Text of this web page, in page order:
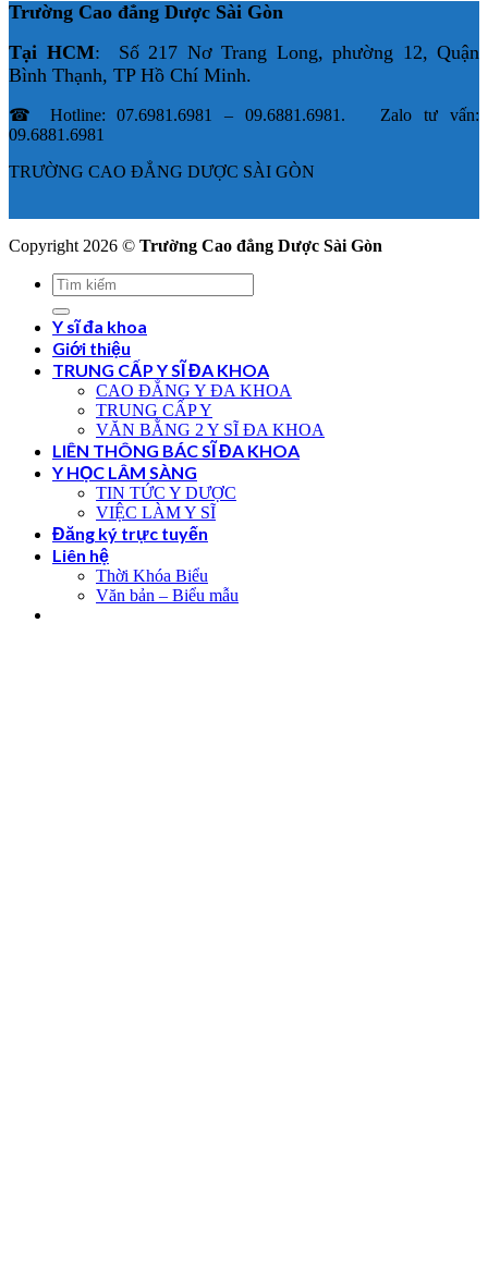
Trường Cao đẳng Dược Sài Gòn
Tại HCM: Số 217 Nơ Trang Long, phường 12, Quận
Bình Thạnh, TP Hồ Chí Minh.
☎ Hotline: 07.6981.6981 – 09.6881.6981. Zalo tư vấn:
09.6881.6981
TRƯỜNG CAO ĐẲNG DƯỢC SÀI GÒN
Copyright 2026 © Trường Cao đẳng Dược Sài Gòn
Y sĩ đa khoa
Giới thiệu
TRUNG CẤP Y SĨ ĐA KHOA
CAO ĐẲNG Y ĐA KHOA
TRUNG CẤP Y
VĂN BẰNG 2 Y SĨ ĐA KHOA
LIÊN THÔNG BÁC SĨ ĐA KHOA
Y HỌC LÂM SÀNG
TIN TỨC Y DƯỢC
VIỆC LÀM Y SĨ
Đăng ký trực tuyến
Liên hệ
Thời Khóa Biểu
Văn bản – Biểu mẫu